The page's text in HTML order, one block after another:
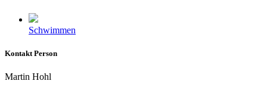
Schwimmen
Kontakt Person
Martin Hohl